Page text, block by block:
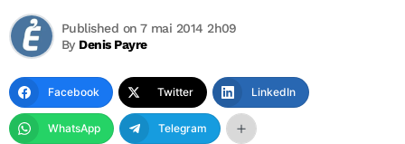
By Denis Payre
Published on 7 mai 2014 2h09
Facebook Twitter LinkedIn
WhatsApp Telegram